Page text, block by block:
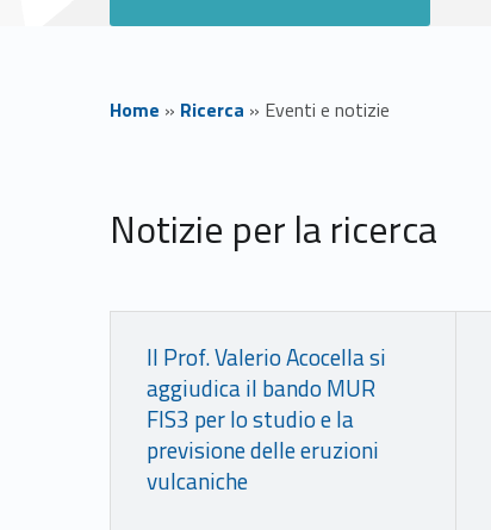
Home » Ricerca » Eventi e notizie
v
e
Notizie per la ricerca
Link identifier #identifier__159395-2
Il Prof. Valerio Acocella si
aggiudica il bando MUR
FIS3 per lo studio e la
previsione delle eruzioni
vulcaniche
Link identifier #identifier__46643-3